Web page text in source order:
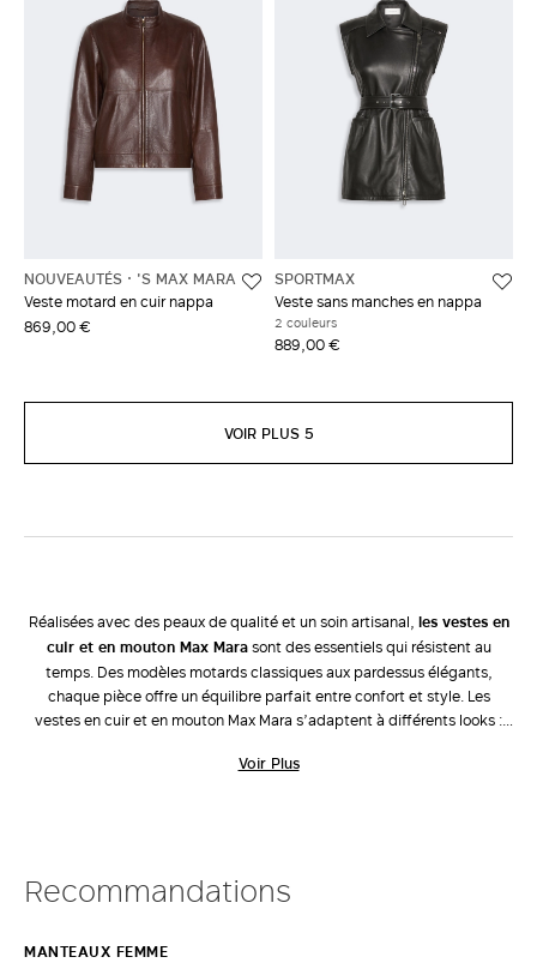
NOUVEAUTÉS
'S MAX MARA
Veste motard en cuir nappa
869,00 €
SPORTMAX
Veste sans manches en nappa
2 couleurs
889,00 €
VOIR PLUS 5
Réalisées avec des peaux de qualité et un soin artisanal, les vestes en
cuir et en mouton Max Marasont des essentiels qui résistent au
temps. Des modèles motards classiques aux pardessus élégants,
chaque pièce offre un équilibre parfait entre confort et style. Les
vestes en cuir et en mouton Max Mara s’adaptent à différents looks :
des tenues décontractées, avec un pantalon
Voir Plus
Recommandations
MANTEAUX FEMME